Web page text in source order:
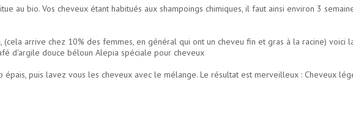
au bio. Vos cheveux étant habitués aux shampoings chimiques, il faut ainsi environ 3
arrive chez 10% des femmes, en général qui ont un cheveu fin et gras à la racine) voici
d'argile douce béloun Alepia spéciale pour cheveux
puis lavez vous les cheveux avec le mélange. Le résultat est merveilleux : Cheveux